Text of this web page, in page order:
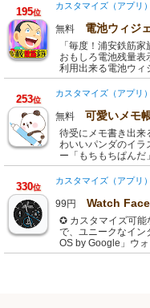
195位
カスタマイズ（アプリ）
無料 電池ウィジ
「毎度！浦安鉄筋
おもしろ電池残量表
利用出来る電池ウ
253位
カスタマイズ（アプリ）
無料 可愛いメモ
待受にメモ書き出来
わいいパンダのイラ
ー「もちもちぱん
330位
カスタマイズ（アプリ）
99円 Watch
✪ カスタマイズ可能
で、ユニークなイン
OS by Google」ウ